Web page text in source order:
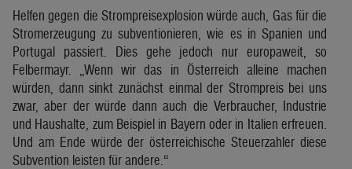
Helfen gegen die Strompreisexplosion würde auch, Gas für die
Stromerzeugung zu subventionieren, wie es in Spanien und
Portugal passiert. Dies gehe jedoch nur europaweit, so
Felbermayr. „Wenn wir das in Österreich alleine machen
würden, dann sinkt zunächst einmal der Strompreis bei uns
zwar, aber der würde dann auch die Verbraucher, Industrie
und Haushalte, zum Beispiel in Bayern oder in Italien erfreuen.
Und am Ende würde der österreichische Steuerzahler diese
Subvention leisten für andere.“